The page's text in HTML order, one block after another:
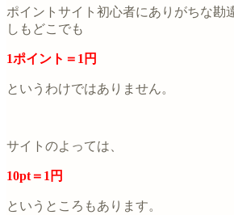
ポイントサイト初心者にありがちな勘
しもどこでも
1ポイント＝1円
というわけではありません。
サイトのよっては、
10pt＝1円
というところもあります。